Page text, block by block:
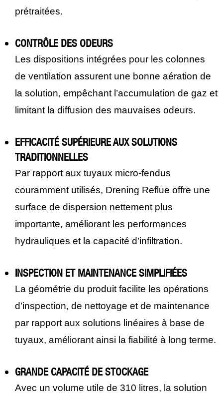
prétraitées.
CONTRÔLE DES ODEURS
Les dispositions intégrées pour les colonnes
de ventilation assurent une bonne aération de
la solution, empêchant l’accumulation de gaz et
limitant la diffusion des mauvaises odeurs.
EFFICACITÉ SUPÉRIEURE AUX SOLUTIONS
TRADITIONNELLES
Par rapport aux tuyaux micro-fendus
couramment utilisés, Drening Reflue offre une
surface de dispersion nettement plus
importante, améliorant les performances
hydrauliques et la capacité d’infiltration.
INSPECTION ET MAINTENANCE SIMPLIFIÉES
La géométrie du produit facilite les opérations
d’inspection, de nettoyage et de maintenance
par rapport aux solutions linéaires à base de
tuyaux, améliorant ainsi la fiabilité à long terme.
GRANDE CAPACITÉ DE STOCKAGE
Avec un volume utile de 310 litres, la solution